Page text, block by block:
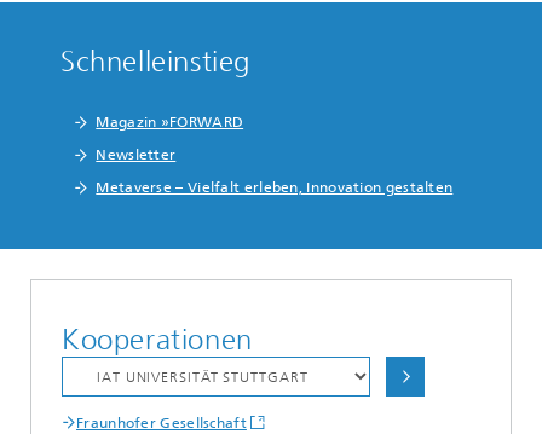
Schnelleinstieg
Magazin »FORWARD
Newsletter
Metaverse – Vielfalt erleben, Innovation gestalten
Kooperationen
Fraunhofer Gesellschaft